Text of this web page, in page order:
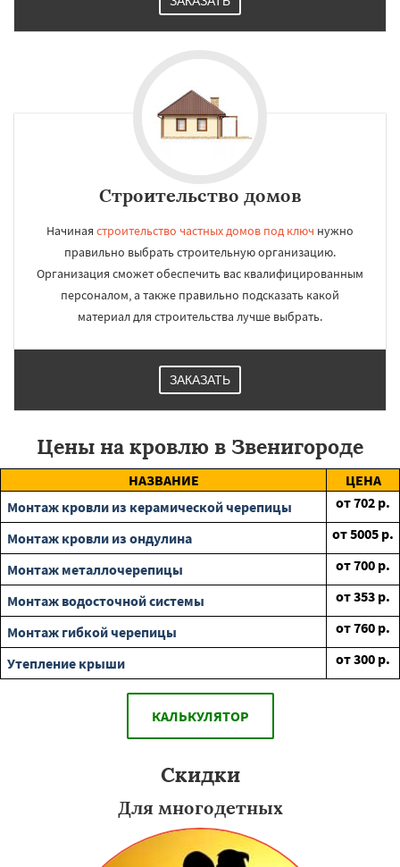
Строительство домов
Начиная строительство частных домов под ключ нужно
правильно выбрать строительную организацию.
Организация сможет обеспечить вас квалифицированным
персоналом, а также правильно подсказать какой
материал для строительства лучше выбрать.
ЗАКАЗАТЬ
Цены на кровлю в Звенигороде
НАЗВАНИЕ
ЦЕНА
Монтаж кровли из керамической черепицы
от702 р.
Монтаж кровли из ондулина
от5005 р.
Монтаж металлочерепицы
от700 р.
Монтаж водосточной системы
от353 р.
Монтаж гибкой черепицы
от760 р.
Утепление крыши
от300 р.
КАЛЬКУЛЯТОР
Скидки
Для многодетных